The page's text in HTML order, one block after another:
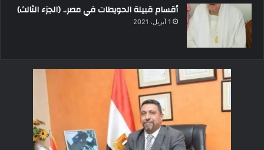
أقسام قبيلة الحويطات في مصر.. (الجزء الثالث)
1 أبريل، 2021